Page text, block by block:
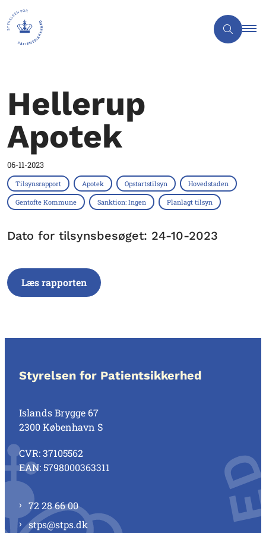
Hellerup
Apotek
06-11-2023
Tilsynsrapport Apotek Opstartstilsyn Hovedstaden
Gentofte Kommune Sanktion: Ingen Planlagt tilsyn
Dato for tilsynsbesøget: 24-10-2023
Læs rapporten
Styrelsen for Patientsikkerhed
Islands Brygge 67
2300 København S
CVR: 37105562
EAN: 5798000363311
72 28 66 00
stps@stps.dk